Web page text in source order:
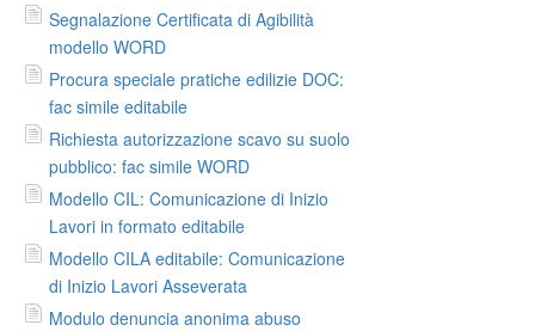
Segnalazione Certificata di Agibilità
modello WORD
Procura speciale pratiche edilizie DOC:
fac simile editabile
Richiesta autorizzazione scavo su suolo
pubblico: fac simile WORD
Modello CIL: Comunicazione di Inizio
Lavori in formato editabile
Modello CILA editabile: Comunicazione
di Inizio Lavori Asseverata
Modulo denuncia anonima abuso